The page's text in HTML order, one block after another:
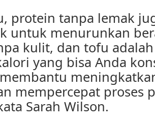
protein tanpa lemak
untuk menurunkan
kulit, dan tofu
yang bisa Anda
mempercepat proses
Sarah Wilson.